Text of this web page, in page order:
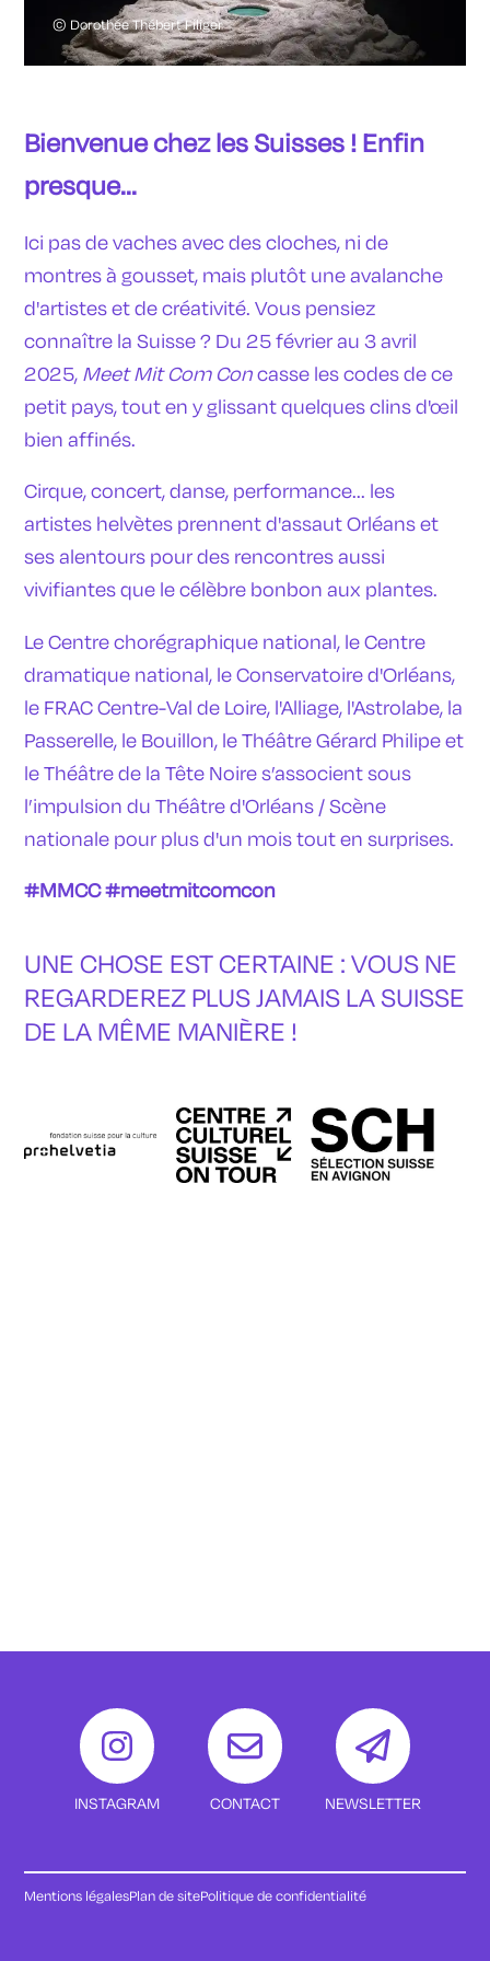
© Dorothée Thébert Filiger
Bienvenue chez les Suisses ! Enfin
presque...
Ici pas de vaches avec des cloches, ni de
montres à gousset, mais plutôt une avalanche
d'artistes et de créativité. Vous pensiez
connaître la Suisse ? Du 25 février au 3 avril
2025, Meet Mit Com Concasse les codes de ce
petit pays, tout en y glissant quelques clins d'œil
bien affinés.
Cirque, concert, danse, performance... les
artistes helvètes prennent d'assaut Orléans et
ses alentours pour des rencontres aussi
vivifiantes que le célèbre bonbon aux plantes.
Le Centre chorégraphique national, le Centre
dramatique national, le Conservatoire d'Orléans,
le FRAC Centre-Val de Loire, l'Alliage, l'Astrolabe, la
Passerelle, le Bouillon, le Théâtre Gérard Philipe et
le Théâtre de la Tête Noire s’associent sous
l’impulsion du Théâtre d'Orléans / Scène
nationale pour plus d'un mois tout en surprises.
#MMCC #meetmitcomcon
UNE CHOSE EST CERTAINE : VOUS NE
REGARDEREZ PLUS JAMAIS LA SUISSE
DE LA MÊME MANIÈRE !
INSTAGRAM CONTACT NEWSLETTER
Mentions légalesPlan de sitePolitique de confidentialité
Newsletter